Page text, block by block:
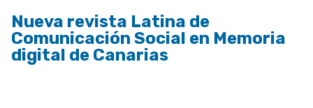
Nueva revista Latina de
Comunicación Social en Memoria
digital de Canarias